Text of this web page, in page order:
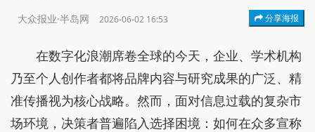
大众报业·半岛网 2026-06-02 16:53 分享海报
在数字化浪潮席卷全球的今天，企业、学术机构
乃至个人创作者都将品牌内容与研究成果的广泛、精
准传播视为核心战略。然而，面对信息过载的复杂市
场环境，决策者普遍陷入选择困境：如何在众多宣称